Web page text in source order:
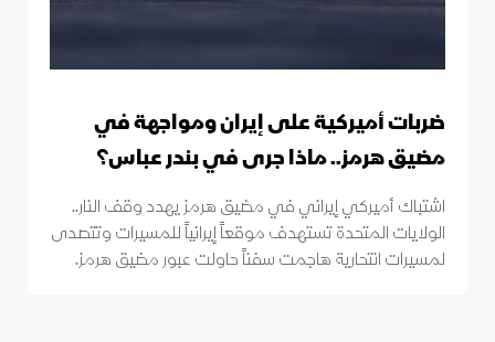
ضربات أميركية على إيران ومواجهة في
مضيق هرمز.. ماذا جرى في بندر عباس؟
اشتباك أميركي إيراني في مضيق هرمز يهدد وقف النار..
الولايات المتحدة تستهدف موقعاً إيرانياً للمسيرات وتتصدى
لمسيرات انتحارية هاجمت سفناً حاولت عبور مضيق هرمز.